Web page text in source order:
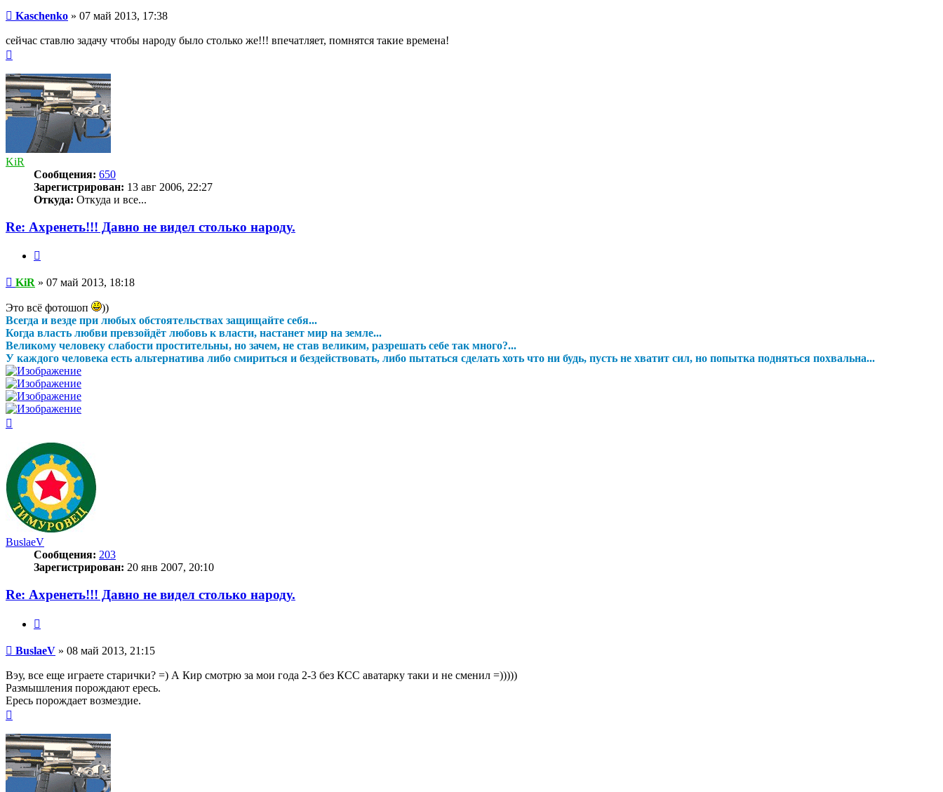
Сообщение
Kaschenko » 07 май 2013, 17:38
сейчас ставлю задачу чтобы народу было столько же!!! впечатляет, помнятся такие времена!
началу
KiR
Сообщения: 650
Зарегистрирован: 13 авг 2006, 22:27
Откуда: Откуда и все...
Re: Ахренеть!!! Давно не видел столько народу.
Сообщение
KiR » 07 май 2013, 18:18
Это всё фотошоп
))
Всегда и везде при любых обстоятельствах защищайте себя...
Когда власть любви превзойдёт любовь к власти, настанет мир на земле...
Великому человеку слабости простительны, но зачем, не став великим, разрешать себе так много?...
У каждого человека есть альтернатива либо смириться и бездействовать, либо пытаться сделать хоть что ни будь, пусть не хватит сил, но попытка подняться похвальна...
началу
BuslaeV
Сообщения: 203
Зарегистрирован: 20 янв 2007, 20:10
Re: Ахренеть!!! Давно не видел столько народу.
Сообщение
BuslaeV » 08 май 2013, 21:15
Вэу, все еще играете старички? =) А Кир смотрю за мои года 2-3 без КСС аватарку таки и не сменил =)))))
Размышления порождают ересь.
Ересь порождает возмездие.
началу